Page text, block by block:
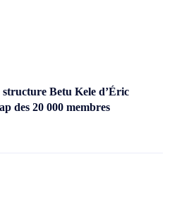
structure Betu Kele d’Éric
des 20 000 membres